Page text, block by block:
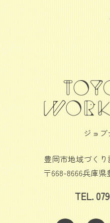
ジョブ
豊岡市地域づく
〒668-8666兵庫
TEL.